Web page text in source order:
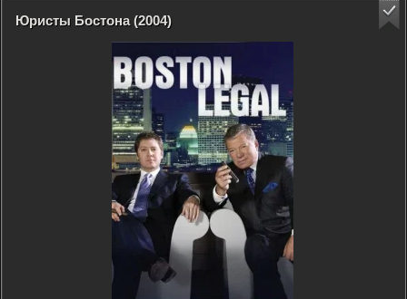
Юристы Бостона (2004)